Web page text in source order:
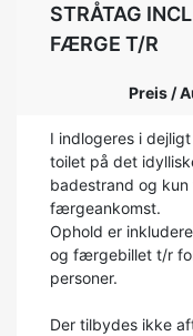
STRÅTAG
FÆRGE T/R
Preis /
I indlogeres i
toilet på det
badestrand og
færgeankomst.
Ophold er
og færgebillet t/r
personer.
Der tilbydes ikke